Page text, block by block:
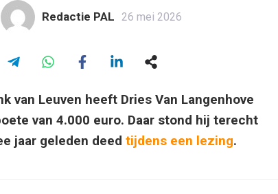
Redactie PAL 26 mei 2026
van Leuven heeft Dries Van Langenhove
van 4.000 euro. Daar stond hij terecht
jaar geleden deed tijdens een lezing.